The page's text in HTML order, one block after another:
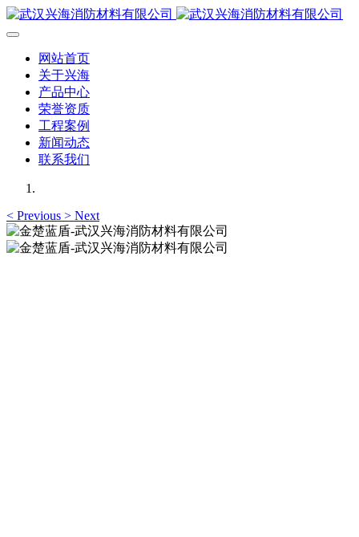
网站首页
关于兴海
产品中心
荣誉资质
工程案例
新闻动态
联系我们
< Previous > Next